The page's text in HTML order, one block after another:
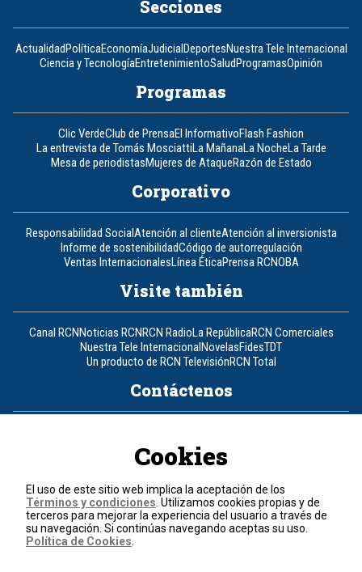
Secciones
ActualidadPolíticaEconomíaJudicialDeportesNuestra Tele Internacional
Ciencia y TecnologíaEntretenimientoSaludProgramasOpinión
Programas
Clic VerdeClub de PrensaEl InformativoFlash Fashion
La entrevista de Tomás MosciattiLa MañanaLa NocheLa Tarde
Mesa de periodistasMujeres de AtaqueRazón de Estado
Corporativo
Responsabilidad SocialAtención al clienteAtención al inversionista
Informe de sostenibilidadCódigo de autorregulación
Ventas InternacionalesLínea ÉticaPrensa RCNOBA
Visite también
Canal RCNNoticias RCNRCN RadioLa RepúblicaRCN Comerciales
Nuestra Tele InternacionalNovelasFidesTDT
Un producto de RCN TelevisiónRCN Total
Contáctenos
Política de cookies
Términos y condiciones
© 2026, RCN Medios.
Todos los derechos reservados.
Cookies
El uso de este sitio web implica la aceptación de los
Términos y condiciones . Utilizamos cookies propias y de
terceros para mejorar la experiencia del usuario a través de
su navegación. Si continúas navegando aceptas su uso.
Política de Cookies